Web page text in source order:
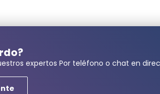
una cantidad
expertos Por teléfono o chat en